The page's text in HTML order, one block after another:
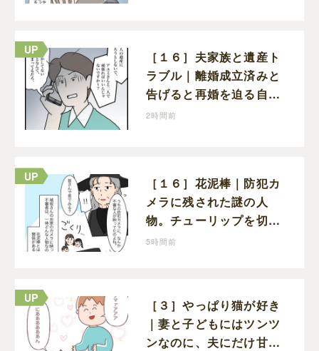
［１６］夫家族と遺産ト
ラブル｜離婚成立済みと
告げると再婚を迫る自分
のことしか考えない元夫
2時間前
［１６］花泥棒｜防犯カ
メラに残された謎の人
物。チューリップを切っ
た犯人につながる証拠に
5時間前
［３］やっぱり猫が好き
｜妻と子どもにはツンツ
ンなのに、夫にだけ甘え